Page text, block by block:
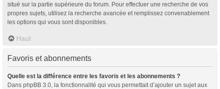
situé sur la partie supérieure du forum. Pour effectuer une recherche de vos
propres sujets, utilisez la recherche avancée et remplissez convenablement
les options qui vous sont disponibles.
Haut
Favoris et abonnements
Quelle est la différence entre les favoris et les abonnements ?
Dans phpBB 3.0, la fonctionnalité qui vous permettait d’ajouter un sujet aux